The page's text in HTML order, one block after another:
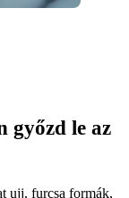
győzd le az
ujj, furcsa formák,